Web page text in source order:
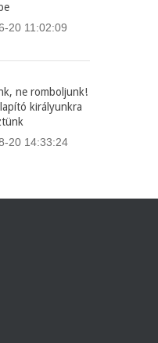
20 11:02:09
ne romboljunk!
királyunkra
20 14:33:24